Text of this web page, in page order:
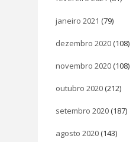
janeiro 2021 (79)
dezembro 2020 (108)
novembro 2020 (108)
outubro 2020 (212)
setembro 2020 (187)
agosto 2020 (143)